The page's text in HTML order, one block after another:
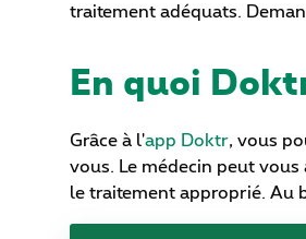
traitement adéquats.
En quoi
Grâce à l'app Doktr, vous
vous. Le médecin peut
le traitement approprié. Au